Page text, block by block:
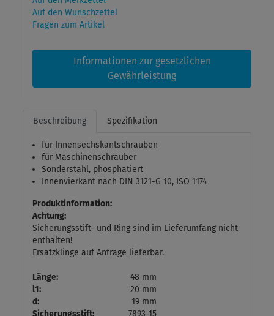
Auf den Wunschzettel
Fragen zum Artikel
Informationen zur gesetzlichen
Gewährleistung
Beschreibung Spezifikation
für Innensechskantschrauben
für Maschinenschrauber
Sonderstahl, phosphatiert
Innenvierkant nach DIN 3121-G 10, ISO 1174
Produktinformation:
Achtung:
Sicherungsstift- und Ring sind im Lieferumfang nicht
enthalten!
Ersatzklinge auf Anfrage lieferbar.
Länge:
48 mm
l1:
20 mm
d:
19 mm